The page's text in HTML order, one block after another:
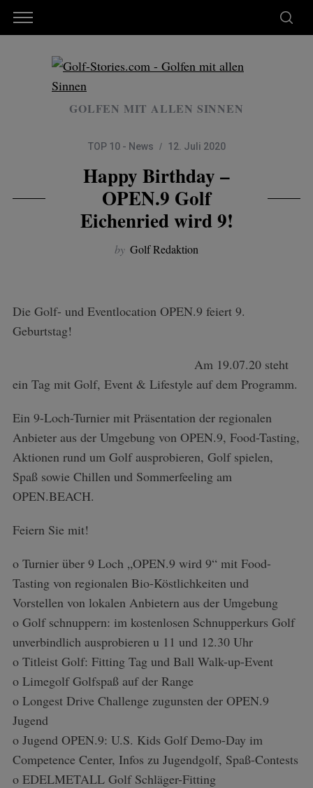
GOLFEN MIT ALLEN SINNEN
TOP 10 - News 12. Juli 2020
Happy Birthday –
OPEN.9 Golf
Eichenried wird 9!
by Golf Redaktion
Die Golf- und Eventlocation OPEN.9 feiert 9.
Geburtstag!
Am 19.07.20 steht
ein Tag mit Golf, Event & Lifestyle auf dem Programm.
Ein 9-Loch-Turnier mit Präsentation der regionalen
Anbieter aus der Umgebung von OPEN.9, Food-Tasting,
Aktionen rund um Golf ausprobieren, Golf spielen,
Spaß sowie Chillen und Sommerfeeling am
OPEN.BEACH.
Feiern Sie mit!
o Turnier über 9 Loch „OPEN.9 wird 9“ mit Food-
Tasting von regionalen Bio-Köstlichkeiten und
Vorstellen von lokalen Anbietern aus der Umgebung
o Golf schnuppern: im kostenlosen Schnupperkurs Golf
unverbindlich ausprobieren u 11 und 12.30 Uhr
o Titleist Golf: Fitting Tag und Ball Walk-up-Event
o Limegolf Golfspaß auf der Range
o Longest Drive Challenge zugunsten der OPEN.9
Jugend
o Jugend OPEN.9: U.S. Kids Golf Demo-Day im
Competence Center, Infos zu Jugendgolf, Spaß-Contests
o EDELMETALL Golf Schläger-Fitting